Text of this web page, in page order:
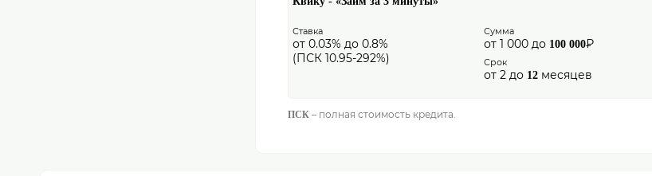
Ставка
от 0.03% до 0.8%
(ПСК 10.95-292%)
Сумма
от 1 000 до 100 000₽
Срок
от 2 до 12 месяцев
ПСК – полная стоимость кредита.